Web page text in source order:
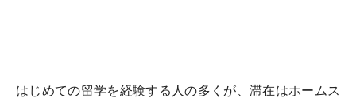
はじめての留学を経験する人の多くが、滞在はホームス